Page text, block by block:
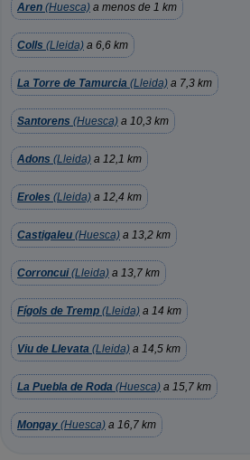
Aren (Huesca) a menos de 1 km
Colls (Lleida) a 6,6 km
La Torre de Tamurcia (Lleida) a 7,3 km
Santorens (Huesca) a 10,3 km
Adons (Lleida) a 12,1 km
Eroles (Lleida) a 12,4 km
Castigaleu (Huesca) a 13,2 km
Corroncui(Lleida) a 13,7 km
Fígols de Tremp (Lleida) a 14 km
Viu de Llevata (Lleida) a 14,5 km
La Puebla de Roda (Huesca) a 15,7 km
Mongay (Huesca) a 16,7 km